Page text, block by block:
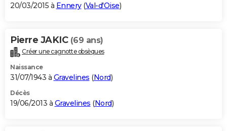
20/03/2015 à Ennery(Val-d'Oise)
Pierre JAKIC (69 ans)
Créer une cagnotte obsèques
Naissance
31/07/1943 à Gravelines (Nord)
Décès
19/06/2013 à Gravelines (Nord)